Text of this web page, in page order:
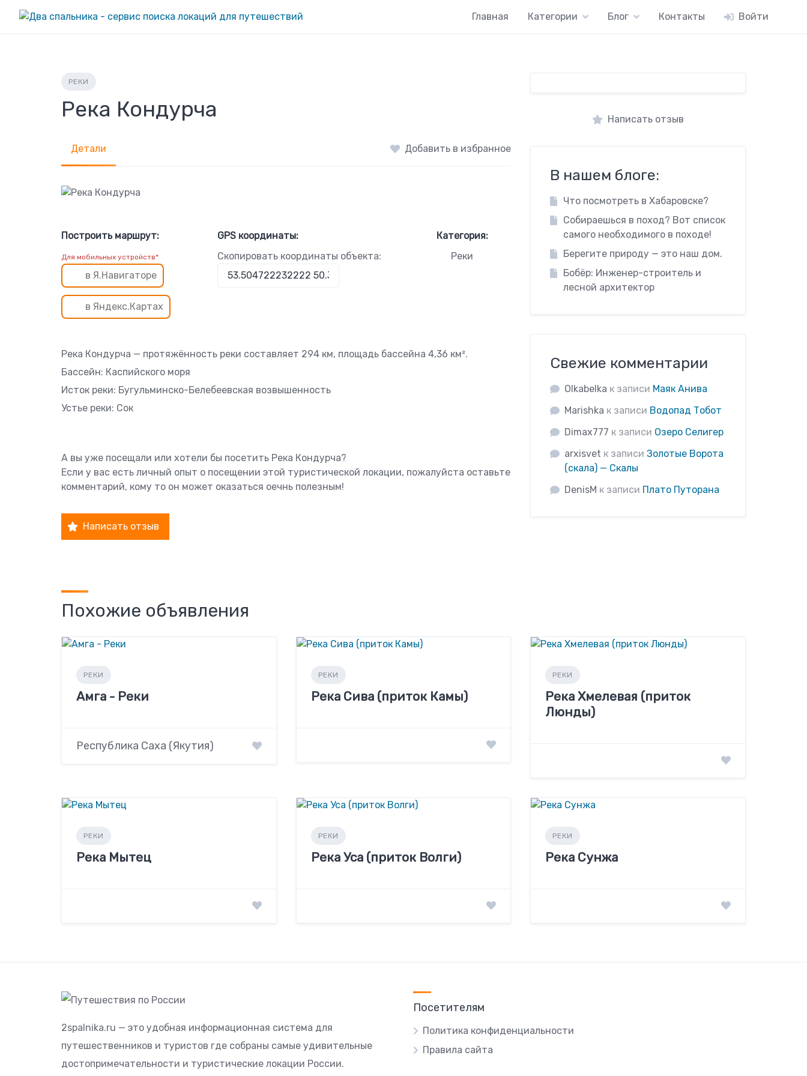
Главная Категории Блог Контакты Войти
РЕКИ
Река Кондурча
Детали Добавить в избранное
Построить маршрут:
Для мобильных устройств*
в Я.Навигаторе
в Яндекс.Картах
GPS координаты:
Скопировать координаты объекта:
Категория:
Реки
Река Кондурча — протяжённость реки составляет 294 км, площадь бассейна 4,36 км².
Бассейн: Каспийского моря
Исток реки: Бугульминско-Белебеевская возвышенность
Устье реки: Сок
А вы уже посещали или хотели бы посетить Река Кондурча?
Если у вас есть личный опыт о посещении этой туристической локации, пожалуйста оставьте
комментарий, кому то он может оказаться оечнь полезным!
Написать отзыв
Написать отзыв
В нашем блоге:
Что посмотреть в Хабаровске?
Собираешься в поход? Вот список
самого необходимого в походе!
Берегите природу — это наш дом.
Бобёр: Инженер-строитель и
лесной архитектор
Свежие комментарии
Olkabelka к записи Маяк Анива
Marishka к записи Водопад Тобот
Dimax777 к записи Озеро Селигер
arxisvet к записиЗолотые Ворота
(скала) — Скалы
DenisM к записи Плато Путорана
Похожие объявления
РЕКИ
Амга - Реки
Республика Саха (Якутия)
РЕКИ
Река Сива (приток Камы)
РЕКИ
Река Хмелевая (приток
Люнды)
РЕКИ
Река Мытец
РЕКИ
Река Уса (приток Волги)
РЕКИ
Река Сунжа
2spalnika.ru — это удобная информационная система для
путешественников и туристов где собраны самые удивительные
достопримечательности и туристические локации России.
Посетителям
Политика конфиденциальности
Правила сайта